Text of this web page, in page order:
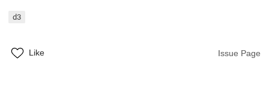
d3
Like Issue Page